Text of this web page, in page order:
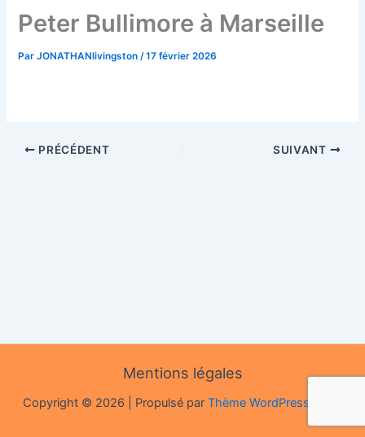
Peter Bullimore à Marseille
ParJONATHANlivingston/17 février 2026
PRÉCÉDENT SUIVANT
Mentions légales
Copyright © 2026 | Propulsé par Thème WordPress Astra